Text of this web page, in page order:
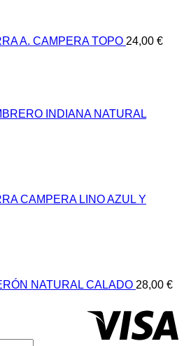
A. CAMPERA TOPO 24,00 €
INDIANA NATURAL
CAMPERA LINO AZUL Y
NATURAL CALADO 28,00 €